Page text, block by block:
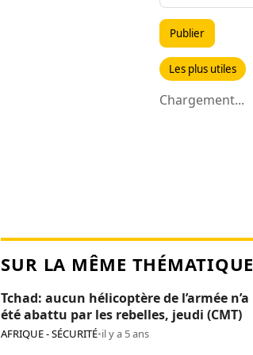
Publier
Les plus utiles
Chargement...
SUR LA MÊME THÉMATIQUE
Tchad: aucun hélicoptère de l’armée n’a
été abattu par les rebelles, jeudi (CMT)
AFRIQUE - SÉCURITÉ•il y a 5 ans